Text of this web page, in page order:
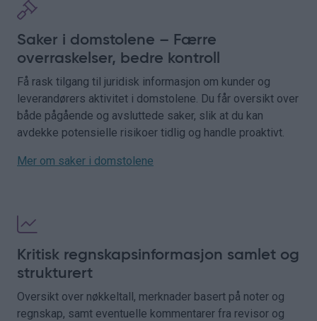
Saker i domstolene – Færre
overraskelser, bedre kontroll
Få rask tilgang til juridisk informasjon om kunder og
leverandørers aktivitet i domstolene. Du får oversikt over
både pågående og avsluttede saker, slik at du kan
avdekke potensielle risikoer tidlig og handle proaktivt.
Mer om saker i domstolene
Kritisk regnskapsinformasjon samlet og
strukturert
Oversikt over nøkkeltall, merknader basert på noter og
regnskap, samt eventuelle kommentarer fra revisor og